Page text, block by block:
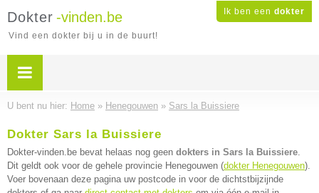
Ik ben een dokter
Dokter -vinden.be
Vind een dokter bij u in de buurt!
U bent nu hier: Home » Henegouwen » Sars la Buissiere
Dokter Sars la Buissiere
Dokter-vinden.be bevat helaas nog geen dokters in Sars la Buissiere.
Dit geldt ook voor de gehele provincie Henegouwen (dokter Henegouwen).
Voer bovenaan deze pagina uw postcode in voor de dichtstbijzijnde